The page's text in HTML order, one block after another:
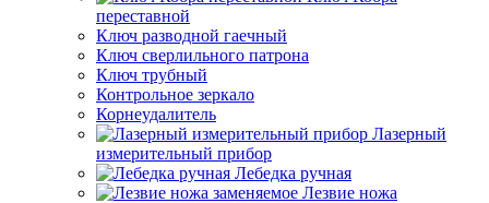
переставной
Ключ разводной гаечный
Ключ сверлильного патрона
Ключ трубный
Контрольное зеркало
Корнеудалитель
Лазерный
измерительный прибор
Лебедка ручная
Лезвие ножа